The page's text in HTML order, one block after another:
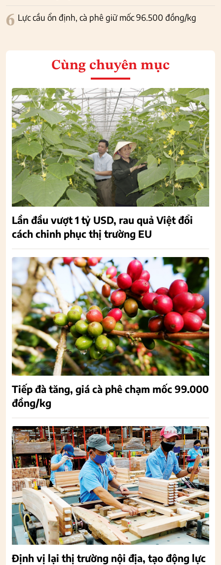
6 Lực cầu ổn định, cà phê giữ mốc 96.500 đồng/kg
Cùng chuyên mục
Lần đầu vượt 1 tỷ USD, rau quả Việt đổi
cách chinh phục thị trường EU
Tiếp đà tăng, giá cà phê chạm mốc 99.000
đồng/kg
Định vị lại thị trường nội địa, tạo động lực